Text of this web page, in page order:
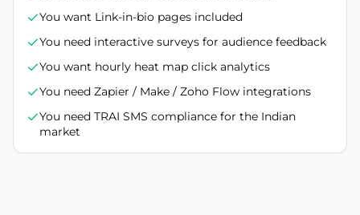
You want Link-in-bio pages included
You need interactive surveys for audience feedback
You want hourly heat map click analytics
You need Zapier / Make / Zoho Flow integrations
You need TRAI SMS compliance for the Indian
market